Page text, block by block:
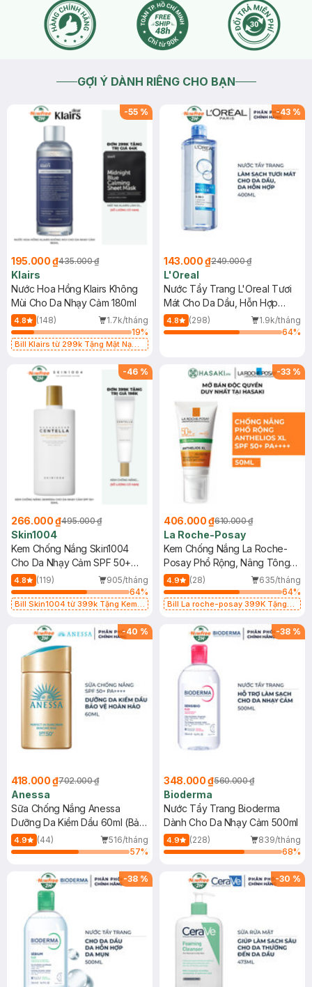
GỢI Ý DÀNH RIÊNG CHO BẠN
-55 %
195.000 ₫435.000 ₫
Klairs
Nước Hoa Hồng Klairs Không
Mùi Cho Da Nhạy Cảm 180ml
4.8 (148)
1.7k/tháng
19%
Bill Klairs từ 299k Tặng Mặt Nạ
25ml (SL Có Hạn)
-43 %
143.000 ₫249.000 ₫
L'Oreal
Nước Tẩy Trang L'Oreal Tươi
Mát Cho Da Dầu, Hỗn Hợp
400ml
4.8 (298)
1.9k/tháng
64%
-46 %
266.000 ₫495.000 ₫
Skin1004
Kem Chống Nắng Skin1004
Cho Da Nhạy Cảm SPF 50+
50ml
4.8 (119)
905/tháng
64%
Bill Skin1004 từ 399k Tặng Kem
SPF 50+ 20ml (SL Có Hạn)
-33 %
406.000 ₫610.000 ₫
La Roche-Posay
Kem Chống Nắng La Roche-
Posay Phổ Rộng, Nâng Tông
Kiềm Dầu 50ml
4.9 (28)
635/tháng
64%
Bill La roche-posay 399K Tặng
(SL có hạn)
-40 %
418.000 ₫702.000 ₫
Anessa
Sữa Chống Nắng Anessa
Dưỡng Da Kiềm Dầu 60ml (Bản
Mới)
4.9 (44)
516/tháng
57%
-38 %
348.000 ₫560.000 ₫
Bioderma
Nước Tẩy Trang Bioderma
Dành Cho Da Nhạy Cảm 500ml
4.9 (228)
839/tháng
68%
-38 % -30 %